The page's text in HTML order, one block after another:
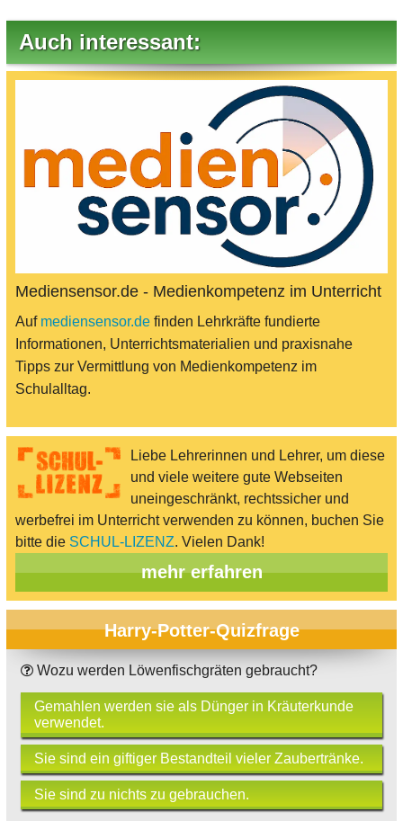
Auch interessant:
Mediensensor.de - Medienkompetenz im Unterricht
Auf mediensensor.de finden Lehrkräfte fundierte
Informationen, Unterrichtsmaterialien und praxisnahe
Tipps zur Vermittlung von Medienkompetenz im
Schulalltag.
Liebe Lehrerinnen und Lehrer, um diese
und viele weitere gute Webseiten
uneingeschränkt, rechtssicher und
werbefrei im Unterricht verwenden zu können, buchen Sie
bitte die SCHUL-LIZENZ. Vielen Dank!
mehr erfahren
Harry-Potter-Quizfrage
Wozu werden Löwenfischgräten gebraucht?
Gemahlen werden sie als Dünger in Kräuterkunde
verwendet.
Sie sind ein giftiger Bestandteil vieler Zaubertränke.
Sie sind zu nichts zu gebrauchen.